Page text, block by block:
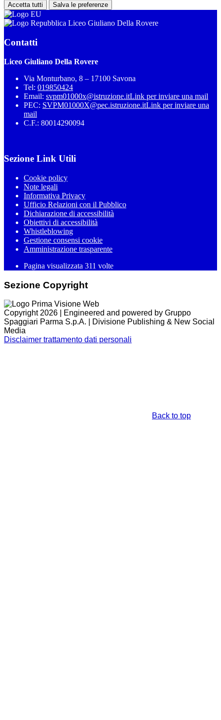
Accetta tutti Salva le preferenze
Liceo Giuliano Della Rovere
Contatti
Liceo Giuliano Della Rovere
Via Monturbano, 8 – 17100 Savona
Tel: 019850424
Email: svpm01000x@istruzione.itLink per inviare una mail
PEC: SVPM01000X@pec.istruzione.itLink per inviare una
mail
C.F.: 80014290094
Sezione Link Utili
Cookie policy
Note legali
Informativa Privacy
Ufficio Relazioni con il Pubblico
Dichiarazione di accessibilità
Obiettivi di accessibilità
Whistleblowing
Gestione consensi cookie
Amministrazione trasparente
Pagina visualizzata 311 volte
Sezione Copyright
Copyright 2026 | Engineered and powered by Gruppo
Spaggiari Parma S.p.A. | Divisione Publishing & New Social
Media
Disclaimer trattamento dati personali
Back to top